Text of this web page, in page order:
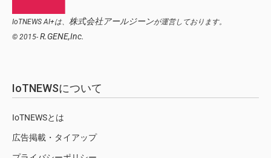
IoTNEWS AI+は、 株式会社アールジーンが運営しております。
© 2015- R.GENE,Inc.
IoTNEWSについて
IoTNEWSとは
広告掲載・タイアップ